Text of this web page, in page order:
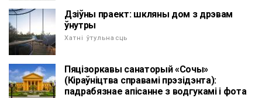
Дзіўны праект: шкляны дом з дрэвам
ўнутры
Хатні ўтульнасць
Пяцізоркавы санаторый «Сочы»
(Кіраўніцтва справамі прэзідэнта):
падрабязнае апісанне з водгукамі і фота